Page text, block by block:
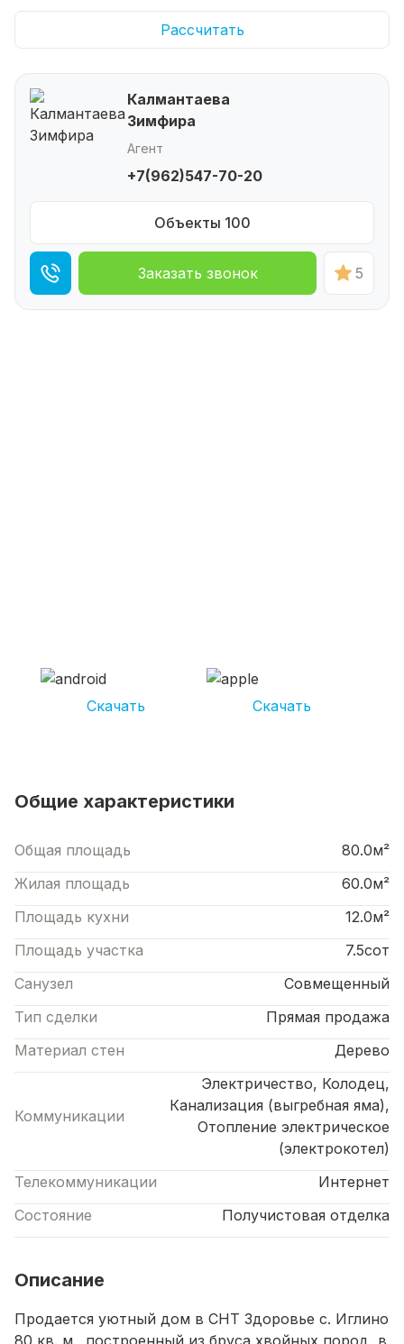
Рассчитать
Калмантаева
Зимфира
Агент
+7(962)547-70-20
Объекты 100
Заказать звонок 5
Скачать Скачать
Общие характеристики
Общая площадь
80.0м²
Жилая площадь
60.0м²
Площадь кухни
12.0м²
Площадь участка
7.5сот
Санузел
Совмещенный
Тип сделки
Прямая продажа
Материал стен
Дерево
Коммуникации
Электричество, Колодец,
Канализация (выгребная яма),
Отопление электрическое
(электрокотел)
Телекоммуникации
Интернет
Состояние
Получистовая отделка
Описание
Продается уютный дом в СНТ Здоровье с. Иглино
80 кв. м., построенный из бруса хвойных пород, в